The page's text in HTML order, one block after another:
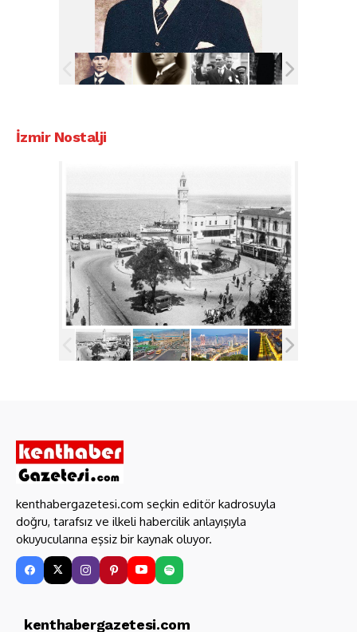
İzmir Nostalji
kenthabergazetesi.com seçkin editör kadrosuyla
doğru, tarafsız ve ilkeli habercilik anlayışıyla
okuyucularına eşsiz bir kaynak oluyor.
kenthabergazetesi.com